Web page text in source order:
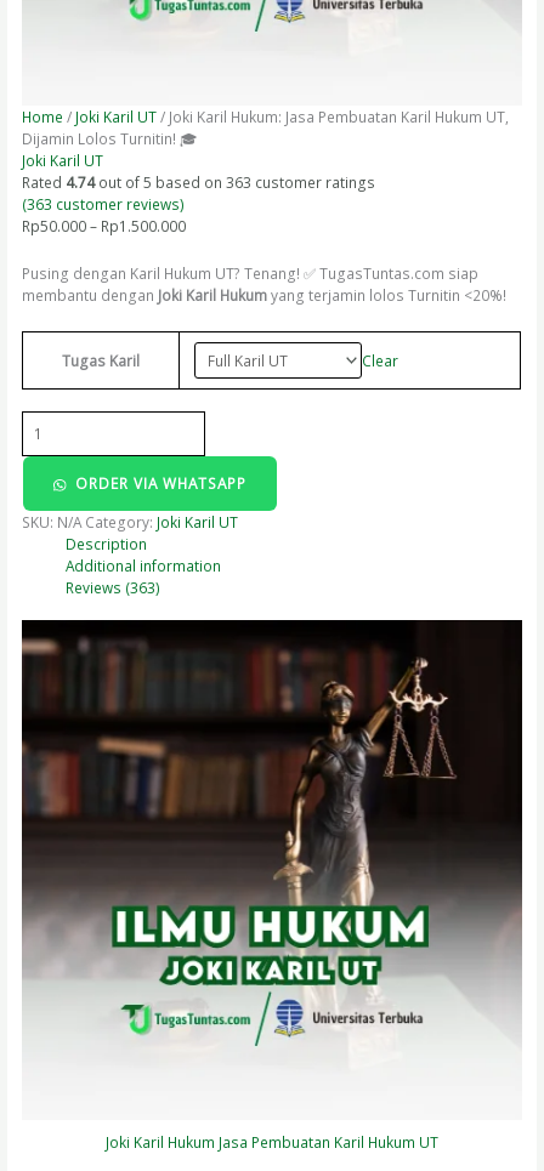
Home / Joki Karil UT/ Joki Karil Hukum: Jasa Pembuatan Karil Hukum UT,
Dijamin Lolos Turnitin! 🎓
Joki Karil UT
Rated 4.74out of 5 based on363 customer ratings
(363 customer reviews)
Rp50.000 – Rp1.500.000
Pusing dengan Karil Hukum UT? Tenang! ✅ TugasTuntas.com siap
membantu dengan Joki Karil Hukumyang terjamin lolos Turnitin <20%!
Tugas Karil Clear
ORDER VIA WHATSAPP
SKU: N/A Category: Joki Karil UT
Description
Additional information
Reviews (363)
Joki Karil Hukum Jasa Pembuatan Karil Hukum UT